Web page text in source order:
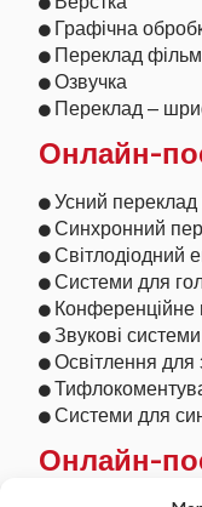
Графічна
Переклад
Озвучка
Переклад –
Онлайн-
Усний
Синхронний
Світлодіодний
Системи для
Конференційне
Звукові
Освітлення для
Системи для
Онлайн-